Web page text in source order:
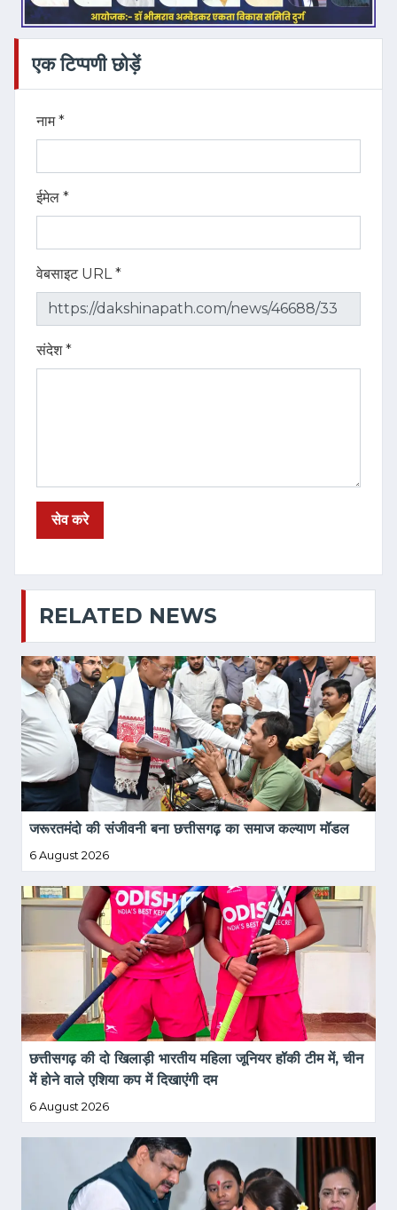
एक टिप्पणी छोड़ें
नाम *
ईमेल *
वेबसाइट URL *
संदेश *
RELATED NEWS
जरूरतमंदो की संजीवनी बना छत्तीसगढ़ का समाज कल्याण मॉडल
6 August 2026
छत्तीसगढ़ की दो खिलाड़ी भारतीय महिला जूनियर हॉकी टीम में, चीन
में होने वाले एशिया कप में दिखाएंगी दम
6 August 2026